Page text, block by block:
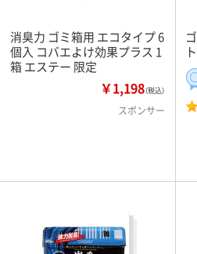
消臭力 ゴミ箱用 エコタイプ 6
個入 コバエよけ効果プラス 1
箱 エステー 限定
￥1,198（税込）
スポンサー